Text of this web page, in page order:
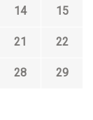
14 15
21 22
28 29